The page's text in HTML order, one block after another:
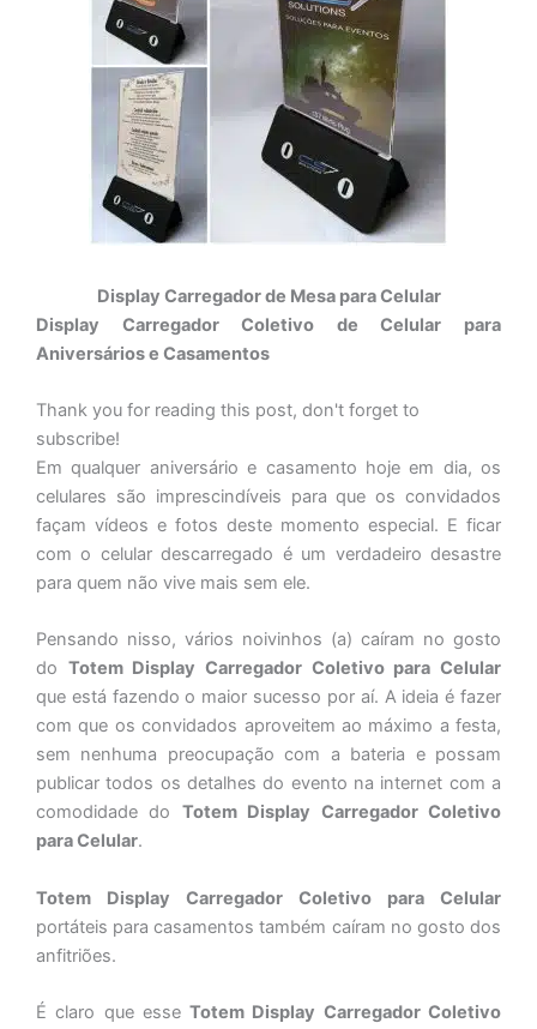
Display Carregador de Mesa para Celular
Display Carregador Coletivo de Celular para
Aniversários e Casamentos
Thank you for reading this post, don't forget to
subscribe!
Em qualquer aniversário e casamento hoje em dia, os
celulares são imprescindíveis para que os convidados
façam vídeos e fotos deste momento especial. E ficar
com o celular descarregado é um verdadeiro desastre
para quem não vive mais sem ele.
Pensando nisso, vários noivinhos (a) caíram no gosto
do Totem Display Carregador Coletivo para Celular
que está fazendo o maior sucesso por aí. A ideia é fazer
com que os convidados aproveitem ao máximo a festa,
sem nenhuma preocupação com a bateria e possam
publicar todos os detalhes do evento na internet com a
comodidade do Totem Display Carregador Coletivo
para Celular.
Totem Display Carregador Coletivo para Celular
portáteis para casamentos também caíram no gosto dos
anfitriões.
É claro que esseTotem Display Carregador Coletivo